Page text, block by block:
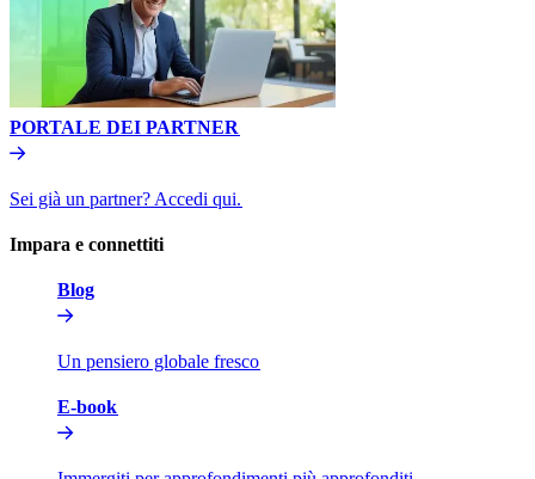
PORTALE DEI PARTNER​​
Sei già un partner? Accedi qui.​​
Impara e connettiti​​
Blog​​
Un pensiero globale fresco​​
E-book​​